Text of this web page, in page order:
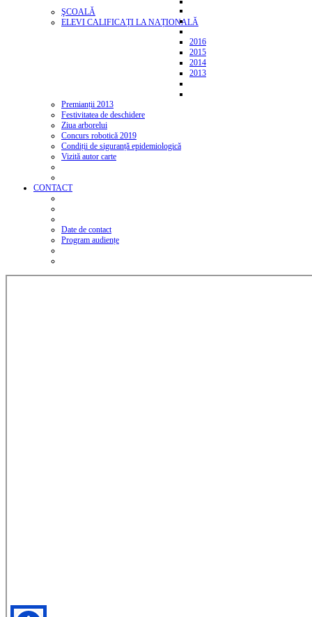
ŞCOALĂ
ELEVI CALIFICAȚI LA NAȚIONALĂ
2016
2015
2014
2013
Premianții 2013
Festivitatea de deschidere
Ziua arborelui
Concurs robotică 2019
Condiții de siguranță epidemiologică
Vizită autor carte
CONTACT
Date de contact
Program audiențe